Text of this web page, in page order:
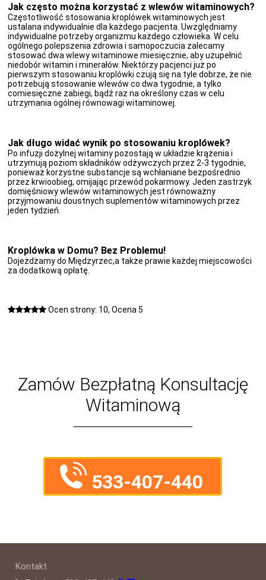
Jak często można korzystać z wlewów witaminowych?
Częstotliwość stosowania kroplówek witaminowych jest
ustalana indywidualnie dla każdego pacjenta. Uwzględniamy
indywidualne potrzeby organizmu każdego człowieka. W celu
ogólnego polepszenia zdrowia i samopoczucia zalecamy
stosować dwa wlewy witaminowe miesięcznie, aby uzupełnić
niedobór witamin i minerałów. Niektórzy pacjenci już po
pierwszym stosowaniu kroplówki czują się na tyle dobrze, że nie
potrzebują stosowanie wlewów co dwa tygodnie, a tylko
comiesięczne zabiegi, bądź raz na określony czas w celu
utrzymania ogólnej równowagi witaminowej.
Jak długo widać wynik po stosowaniu kroplówek?
Po infuzji dożylnej witaminy pozostają w układzie krążenia i
utrzymują poziom składników odżywczych przez 2-3 tygodnie,
ponieważ korzystne substancje są wchłaniane bezpośrednio
przez krwioobieg, omijając przewód pokarmowy. Jeden zastrzyk
domięśniowy wlewów witaminowych jest równoważny
przyjmowaniu doustnych suplementów witaminowych przez
jeden tydzień.
Kroplówka w Domu? Bez Problemu!
Dojeżdżamy do Międzyrzec,a także prawie każdej miejscowości
za dodatkową opłatę.
Ocen strony: 10, Ocena 5
Zamów Bezpłatną Konsultację
Witaminową
533-407-440
Kontakt